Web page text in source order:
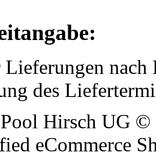
nach
des
Hirsch UG ©
eCommerce